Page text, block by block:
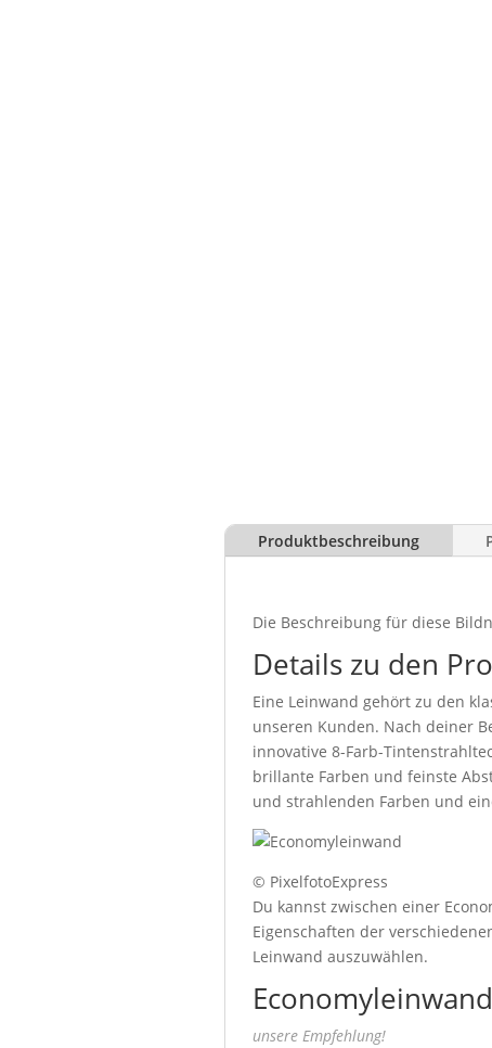
Produktbeschreibung
Die Beschreibung für diese
Details zu den
Eine Leinwand gehört zu den
unseren Kunden. Nach deiner
innovative 8-Farb-
brillante Farben und feinste
und strahlenden Farben und
© PixelfotoExpress
Du kannst zwischen einer
Eigenschaften der
Leinwand auszuwählen.
unsere Empfehlung!